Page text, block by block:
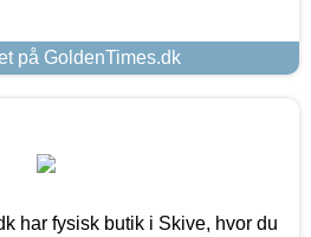
på GoldenTimes.dk
har fysisk butik i Skive, hvor du